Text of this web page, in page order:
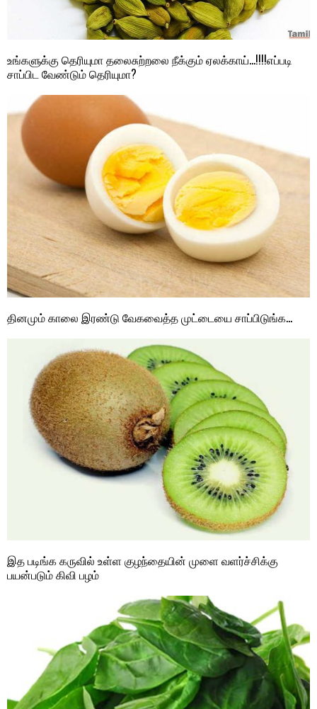
உங்களுக்கு தெரியுமா தலைசுற்றலை நீக்கும் ஏலக்காய்…!!!!எப்படி
சாப்பிட வேண்டும் தெரியுமா?
தினமும் காலை இரண்டு வேகவைத்த முட்டையை சாப்பிடுங்க…
இத படிங்க கருவில் உள்ள குழந்தையின் முளை வளர்ச்சிக்கு
பயன்படும் கிவி பழம்